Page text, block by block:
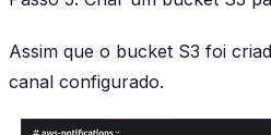
Assim que o bucket S3 foi
canal configurado.